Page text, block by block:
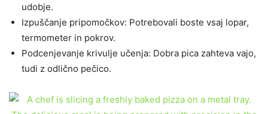
udobje.
Izpuščanje pripomočkov: Potrebovali boste vsaj lopar,
termometer in pokrov.
Podcenjevanje krivulje učenja: Dobra pica zahteva vajo,
tudi z odlično pečico.